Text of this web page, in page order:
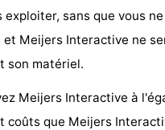
exploiter, sans que vous
et Meijers Interactive ne
son matériel.
Meijers Interactive à
coûts que Meijers